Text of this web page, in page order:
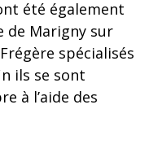
été également
Marigny sur
spécialisés
ils se sont
à l’aide des